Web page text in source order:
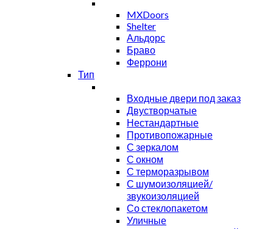
MXDoors
Shelter
Альдорс
Браво
Феррони
Тип
Входные двери под заказ
Двустворчатые
Нестандартные
Противопожарные
С зеркалом
С окном
С терморазрывом
С шумоизоляцией/
звукоизоляцией
Со стеклопакетом
Уличные